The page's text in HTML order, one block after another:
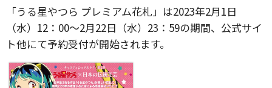
「うる星やつら プレミアム花札」は2023年2月1日
（水）12：00～2月22日（水）23：59の期間、公式サイ
ト他にて予約受付が開始されます。